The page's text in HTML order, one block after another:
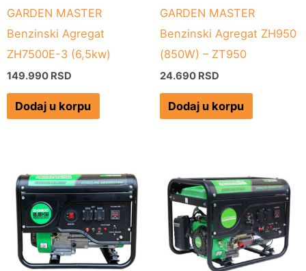
GARDEN MASTER
Benzinski Agregat
ZH7500E-3 (6,5kw)
149.990 RSD
Dodaj u korpu
GARDEN MASTER
Benzinski Agregat ZH950
(850W) – ZT950
24.690 RSD
Dodaj u korpu